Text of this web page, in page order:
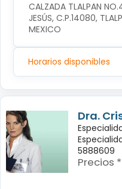
CALZADA TLALPAN
JESÚS, C.P.14080,
MEXICO
Horarios disponibles
Dra.
5888609
Precios